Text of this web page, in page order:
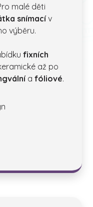
malé děti
snímacív
výběru.
fixních
až po
afóliové.